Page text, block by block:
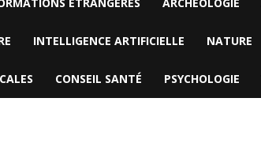
INTELLIGENCE ARTIFICIELLE NATURE
CONSEIL SANTÉ PSYCHOLOGIE